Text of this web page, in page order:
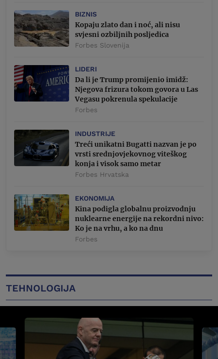
BIZNIS
Kopaju zlato dan i noć, ali nisu
svjesni ozbiljnih posljedica
Forbes Slovenija
LIDERI
Da li je Trump promijenio imidž:
Njegova frizura tokom govora u Las
Vegasu pokrenula spekulacije
Forbes
INDUSTRIJE
Treći unikatni Bugatti nazvan je po
vrsti srednjovjekovnog viteškog
konja i visok samo metar
Forbes Hrvatska
EKONOMIJA
Kina podigla globalnu proizvodnju
nuklearne energije na rekordni nivo:
Ko je na vrhu, a ko na dnu
Forbes
TEHNOLOGIJA